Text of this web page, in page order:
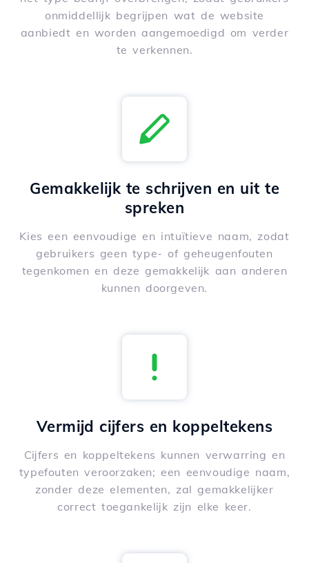
onmiddellijk begrijpen wat de website
aanbiedt en worden aangemoedigd om verder
te verkennen.
Gemakkelijk te schrijven en uit te
spreken
Kies een eenvoudige en intuïtieve naam, zodat
gebruikers geen type- of geheugenfouten
tegenkomen en deze gemakkelijk aan anderen
kunnen doorgeven.
Vermijd cijfers en koppeltekens
Cijfers en koppeltekens kunnen verwarring en
typefouten veroorzaken; een eenvoudige naam,
zonder deze elementen, zal gemakkelijker
correct toegankelijk zijn elke keer.